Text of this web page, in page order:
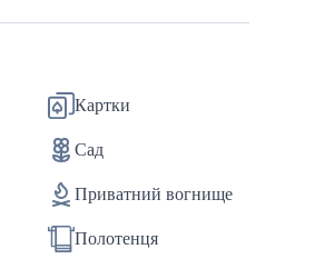
Картки
Сад
Приватний вогнище
Полотенця